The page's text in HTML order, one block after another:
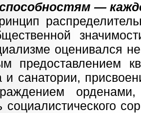
—
оценивался
предоставлением
санатории,
социалистического